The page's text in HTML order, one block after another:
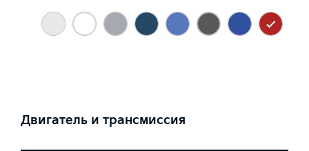
Двигатель и трансмиссия